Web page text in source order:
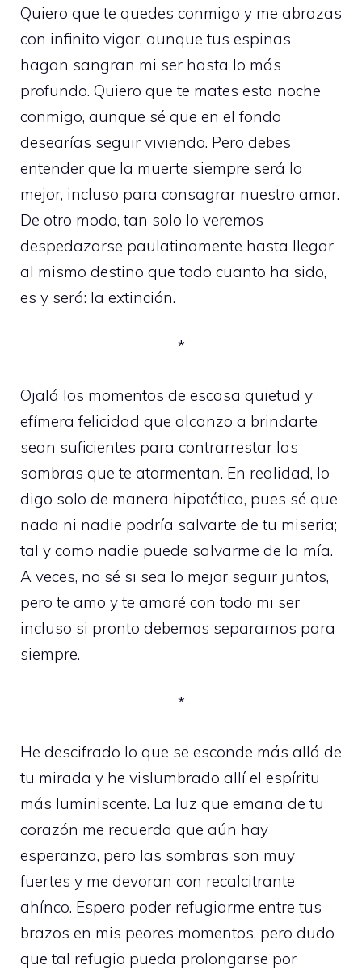
Quiero que te quedes conmigo y me abrazas
con infinito vigor, aunque tus espinas
hagan sangran mi ser hasta lo más
profundo. Quiero que te mates esta noche
conmigo, aunque sé que en el fondo
desearías seguir viviendo. Pero debes
entender que la muerte siempre será lo
mejor, incluso para consagrar nuestro amor.
De otro modo, tan solo lo veremos
despedazarse paulatinamente hasta llegar
al mismo destino que todo cuanto ha sido,
es y será: la extinción.
*
Ojalá los momentos de escasa quietud y
efímera felicidad que alcanzo a brindarte
sean suficientes para contrarrestar las
sombras que te atormentan. En realidad, lo
digo solo de manera hipotética, pues sé que
nada ni nadie podría salvarte de tu miseria;
tal y como nadie puede salvarme de la mía.
A veces, no sé si sea lo mejor seguir juntos,
pero te amo y te amaré con todo mi ser
incluso si pronto debemos separarnos para
siempre.
*
He descifrado lo que se esconde más allá de
tu mirada y he vislumbrado allí el espíritu
más luminiscente. La luz que emana de tu
corazón me recuerda que aún hay
esperanza, pero las sombras son muy
fuertes y me devoran con recalcitrante
ahínco. Espero poder refugiarme entre tus
brazos en mis peores momentos, pero dudo
que tal refugio pueda prolongarse por